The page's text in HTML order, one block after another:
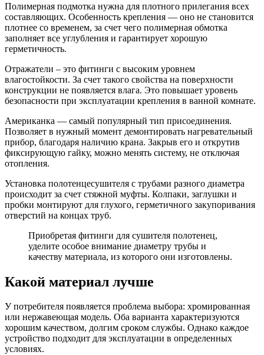
Полимерная подмотка нужна для плотного прилегания всех
составляющих. Особенность крепления — оно не становится
плотнее со временем, за счет чего полимерная обмотка
заполняет все углубления и гарантирует хорошую
герметичность.
Отражатели – это фитинги с высоким уровнем
влагостойкости. За счет такого свойства на поверхности
конструкции не появляется влага. Это повышает уровень
безопасности при эксплуатации крепления в ванной комнате.
Американка — самый популярный тип присоединения.
Позволяет в нужный момент демонтировать нагревательный
прибор, благодаря наличию крана. Закрыв его и открутив
фиксирующую гайку, можно менять систему, не отключая
отопления.
Установка полотенцесушителя с трубами разного диаметра
происходит за счет стяжной муфты. Колпаки, заглушки и
пробки монтируют для глухого, герметичного закупоривания
отверстий на концах труб.
Приобретая фитинги для сушителя полотенец,
уделите особое внимание диаметру трубы и
качеству материала, из которого они изготовлены.
Какой материал лучше
У потребителя появляется проблема выбора: хромированная
или нержавеющая модель. Оба варианта характеризуются
хорошим качеством, долгим сроком службы. Однако каждое
устройство подходит для эксплуатации в определенных
условиях.